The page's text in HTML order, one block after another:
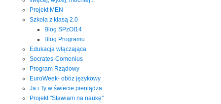
Projekt MEN
Szkoła z klasą 2.0
Blog SPzOI14
Blog Programu
Edukacja włączająca
Socrates-Comenius
Program Rządowy
EuroWeek- obóz językowy
Ja i Ty w świecie pieniądza
Projekt "Stawiam na naukę"